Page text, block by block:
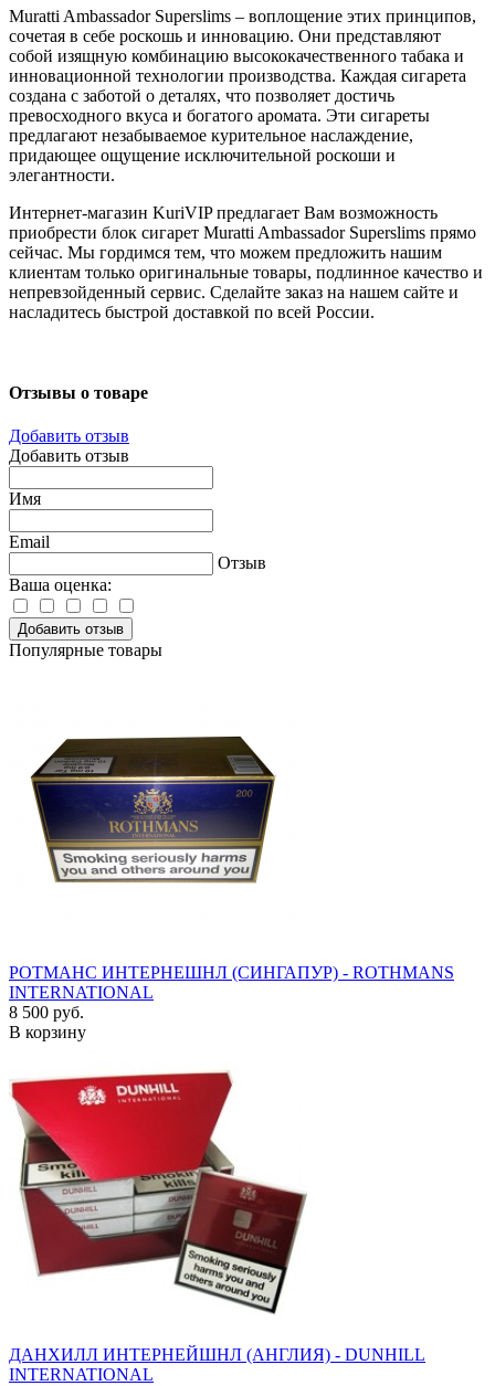
Muratti Ambassador Superslims – воплощение этих принципов,
сочетая в себе роскошь и инновацию. Они представляют
собой изящную комбинацию высококачественного табака и
инновационной технологии производства. Каждая сигарета
создана с заботой о деталях, что позволяет достичь
превосходного вкуса и богатого аромата. Эти сигареты
предлагают незабываемое курительное наслаждение,
придающее ощущение исключительной роскоши и
элегантности.
Интернет-магазин KuriVIP предлагает Вам возможность
приобрести блок сигарет Muratti Ambassador Superslims прямо
сейчас. Мы гордимся тем, что можем предложить нашим
клиентам только оригинальные товары, подлинное качество и
непревзойденный сервис. Сделайте заказ на нашем сайте и
насладитесь быстрой доставкой по всей России.
Отзывы о товаре
Добавить отзыв
Добавить отзыв
Имя
Email
Отзыв
Ваша оценка:
Добавить отзыв
Популярные товары
РОТМАНС ИНТЕРНЕШНЛ (СИНГАПУР) - ROTHMANS
INTERNATIONAL
8 500 руб.
В корзину
ДАНХИЛЛ ИНТЕРНЕЙШНЛ (АНГЛИЯ) - DUNHILL
INTERNATIONAL